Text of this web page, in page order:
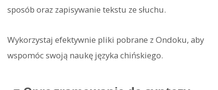
sposób oraz zapisywanie tekstu ze słuchu.
Wykorzystaj efektywnie pliki pobrane z Ondoku, aby
wspomóc swoją naukę języka chińskiego.